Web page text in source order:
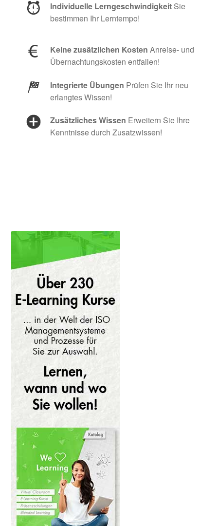
Individuelle LerngeschwindigkeitSie
bestimmen Ihr Lerntempo!
Keine zusätzlichen Kosten Anreise- und
Übernachtungskosten entfallen!
Integrierte Übungen Prüfen Sie Ihr neu
erlangtes Wissen!
Zusätzliches Wissen Erweitern Sie Ihre
Kenntnisse durch Zusatzwissen!